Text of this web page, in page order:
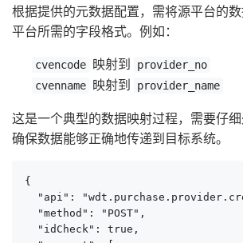
根据提供的元数据配置，需将源平台的
平台所需的字段格式。例如：
cvencode 映射到
provider_no
cvenname 映射到 provider_name
这是一个典型的数据映射过程，需要仔
确保数据能够正确地传递到目标系统。
{
"api":
  "method": "POST",
  "idCheck": true,